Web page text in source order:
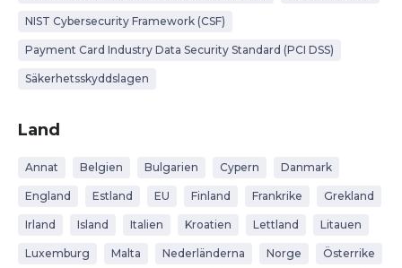
NIST Cybersecurity Framework (CSF)
Payment Card Industry Data Security Standard (PCI DSS)
Säkerhetsskyddslagen
Land
Annat Belgien Bulgarien Cypern Danmark
England Estland EU Finland Frankrike Grekland
Irland Island Italien Kroatien Lettland Litauen
Luxemburg Malta Nederländerna Norge Österrike